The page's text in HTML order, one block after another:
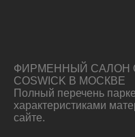
ФИРМЕННЫЙ САЛОН
COSWICK В МОСКВЕ
Полный перечень
характеристиками
сайте.